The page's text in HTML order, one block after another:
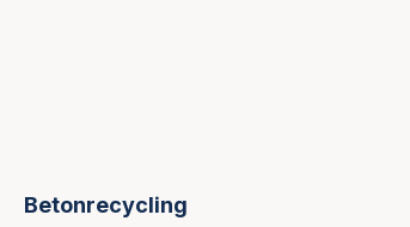
Betonrecycling